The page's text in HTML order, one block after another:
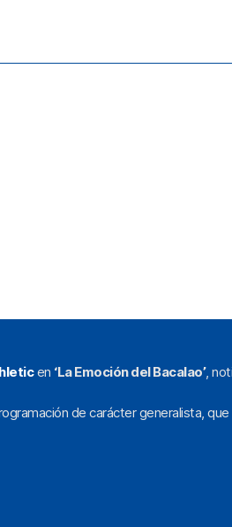
en ‘La Emoción del Bacalao’,
de carácter generalista, que